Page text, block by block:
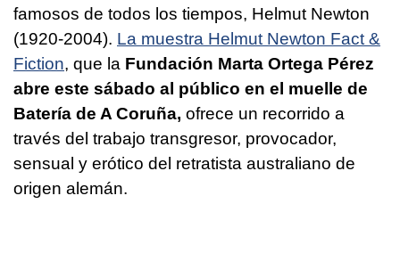
famosos de todos los tiempos, Helmut Newton
(1920-2004). La muestra Helmut Newton Fact &
Fiction, que la Fundación Marta Ortega Pérez
abre este sábado al público en el muelle de
Batería de A Coruña, ofrece un recorrido a
través del trabajo transgresor, provocador,
sensual y erótico del retratista australiano de
origen alemán.